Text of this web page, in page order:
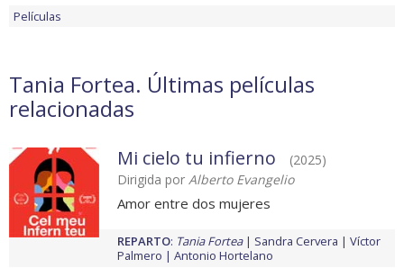
Películas
Tania Fortea. Últimas películas
relacionadas
Mi cielo tu infierno
(2025)
Dirigida por Alberto Evangelio
Amor entre dos mujeres
REPARTO: Tania Fortea Sandra Cervera
Víctor
Palmero
Antonio Hortelano